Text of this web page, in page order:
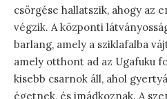
csörgése hallatszik, ahogy az
végzik. A központi
barlang, amely a sziklafalba
amely otthont ad az Ugafuku
kisebb csarnok áll, ahol
égetnek, és imádkoznak. A